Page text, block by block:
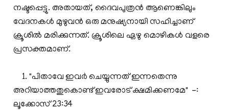
നഷ്ടപ്പെട്ടു. അതായത്, ദൈവപുത്രന്‍ ആണെങ്കിലും
വേദനകള്‍ മുഴുവന്‍ ഒരു മനുഷ്യനായി സഹിച്ചാണ്
ക്രൂശില്‍ മരിക്കുന്നത്. ക്രൂശിലെ ഏഴു മൊഴികള്‍ വളരെ
പ്രസക്തമാണ്.
1. "പിതാവേ ഇവര്‍ ചെയ്യുന്നത് ഇന്നതെന്നു
അറിയാത്തതുകൊണ്ട് ഇവരോട് ക്ഷമിക്കണമേ" -:
ലൂക്കോസ് 23:34